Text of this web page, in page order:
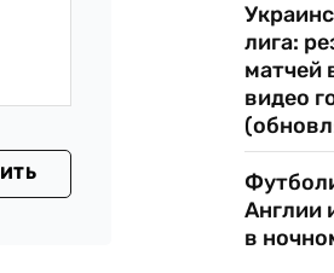
лига:
матчей
видео
Англии
в